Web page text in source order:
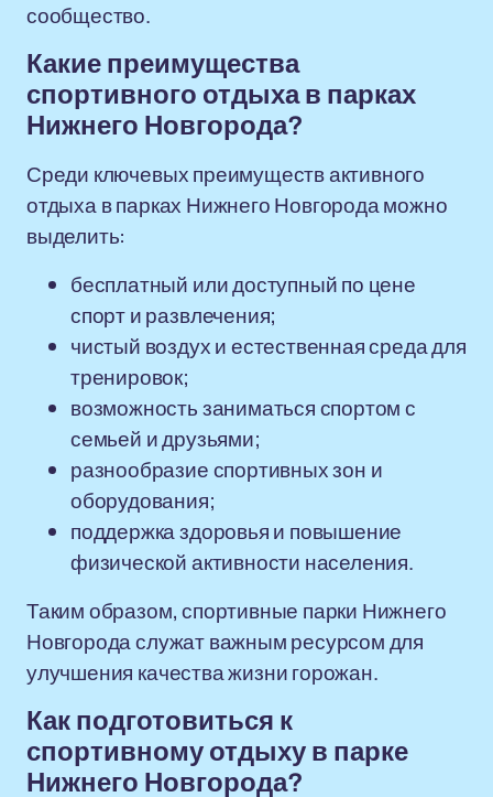
сообщество.
Какие преимущества
спортивного отдыха в парках
Нижнего Новгорода?
Среди ключевых преимуществ активного
отдыха в парках Нижнего Новгорода можно
выделить:
бесплатный или доступный по цене
спорт и развлечения;
чистый воздух и естественная среда для
тренировок;
возможность заниматься спортом с
семьей и друзьями;
разнообразие спортивных зон и
оборудования;
поддержка здоровья и повышение
физической активности населения.
Таким образом, спортивные парки Нижнего
Новгорода служат важным ресурсом для
улучшения качества жизни горожан.
Как подготовиться к
спортивному отдыху в парке
Нижнего Новгорода?